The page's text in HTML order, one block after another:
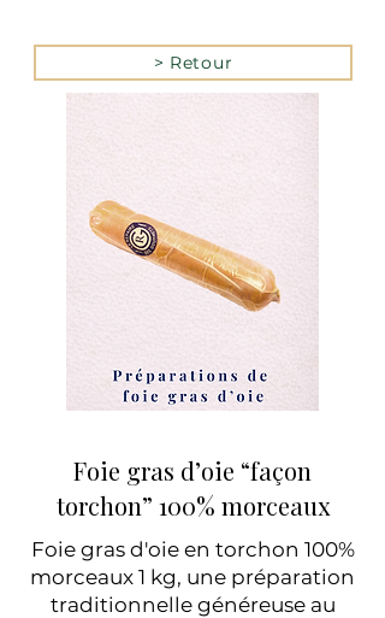
> Retour
Foie gras d’oie “façon
torchon” 100% morceaux
Foie gras d'oie en torchon 100%
morceaux 1 kg, une préparation
traditionnelle généreuse au